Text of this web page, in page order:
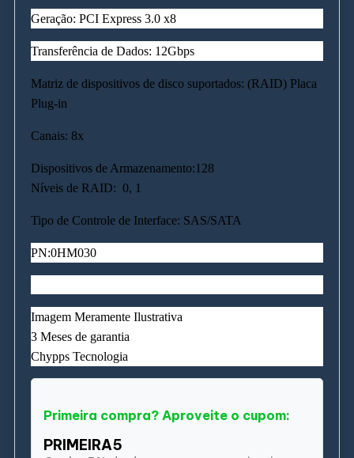
Geração: PCI Express 3.0 x8
Transferência de Dados: 12Gbps
Matriz de dispositivos de disco suportados: (RAID) Placa
Plug-in
Canais: 8x
Dispositivos de Armazenamento:128
Níveis de RAID: 0, 1
Tipo de Controle de Interface: SAS/SATA
PN:0HM030
Imagem Meramente Ilustrativa
3 Meses de garantia
Chypps Tecnologia
Primeira compra? Aproveite o cupom:
PRIMEIRA5